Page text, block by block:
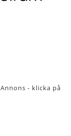
Annons - klicka på